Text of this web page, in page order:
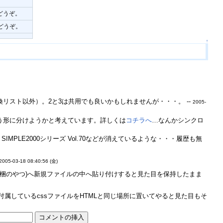
ぞ。
ぞ。
↑
スト以外）。2と3は共用でも良いかもしれませんが・・・。 --2005-
に分けようかと考えています。詳しくは コチラへ…なんかシンクロ
シリーズ Vol.70などが消えているような・・・履歴も無
03-18 08:40:56 (金)
やつ)へ新規ファイルの中へ貼り付けすると見た目を保持したまま
しているcssファイルをHTMLと同じ場所に置いてやると見た目もそ